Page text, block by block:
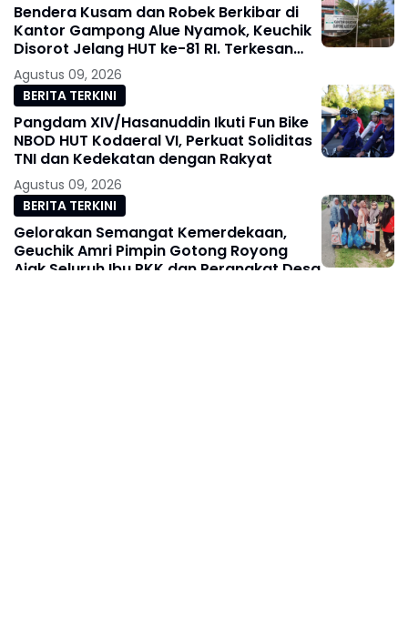
Bendera Kusam dan Robek Berkibar di
Kantor Gampong Alue Nyamok, Keuchik
Disorot Jelang HUT ke-81 RI. Terkesan
Kurang Nasionalisme
Agustus 09, 2026
BERITA TERKINI
Pangdam XIV/Hasanuddin Ikuti Fun Bike
NBOD HUT Kodaeral VI, Perkuat Soliditas
TNI dan Kedekatan dengan Rakyat
Agustus 09, 2026
BERITA TERKINI
Gelorakan Semangat Kemerdekaan,
Geuchik Amri Pimpin Gotong Royong
Ajak Seluruh Ibu PKK dan Perangkat Desa